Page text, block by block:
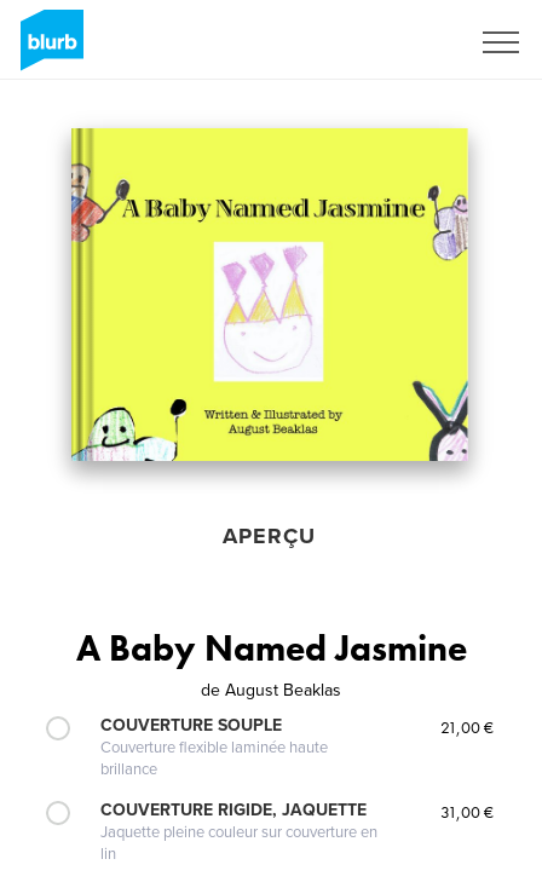
APERÇU
A Baby Named Jasmine
de August Beaklas
COUVERTURE SOUPLE
Couverture flexible laminée haute
brillance
21,00 €
COUVERTURE RIGIDE, JAQUETTE
Jaquette pleine couleur sur couverture en
lin
31,00 €